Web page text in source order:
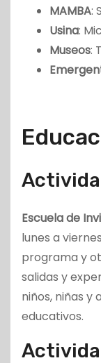
MAMBA:
Usina:
Museos:
Escuela de
lunes a
programa y
salidas y
niños, niñas y
educativos.